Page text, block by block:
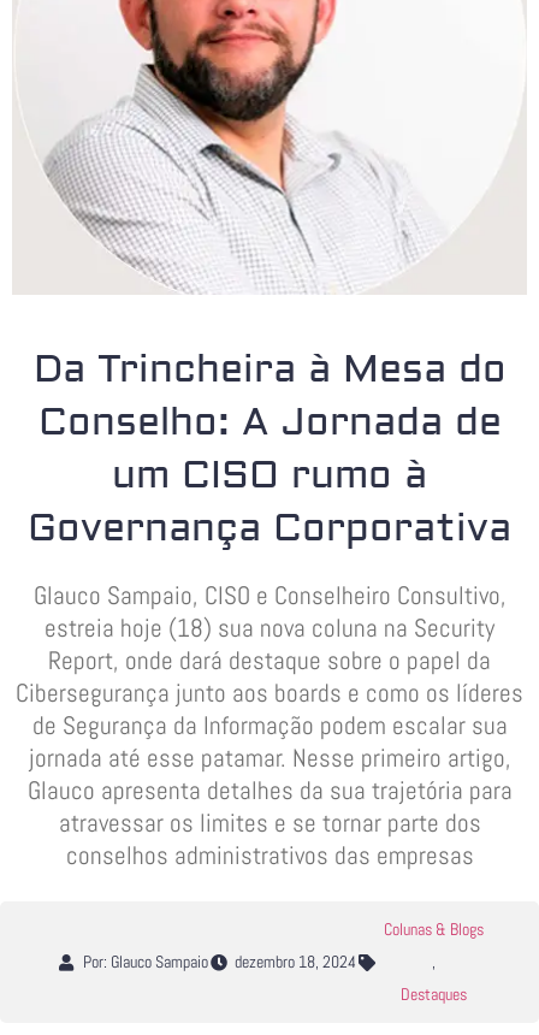
Da Trincheira à Mesa do
Conselho: A Jornada de
um CISO rumo à
Governança Corporativa
Glauco Sampaio, CISO e Conselheiro Consultivo,
estreia hoje (18) sua nova coluna na Security
Report, onde dará destaque sobre o papel da
Cibersegurança junto aos boards e como os líderes
de Segurança da Informação podem escalar sua
jornada até esse patamar. Nesse primeiro artigo,
Glauco apresenta detalhes da sua trajetória para
atravessar os limites e se tornar parte dos
conselhos administrativos das empresas
Por: Glauco Sampaio dezembro 18, 2024
Colunas & Blogs
,
Destaques